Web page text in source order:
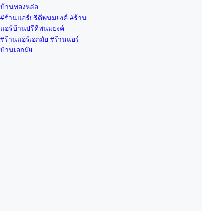
บ้านทองหล่อ
#ร้านแอร์ปรีดีพนมยงค์ #ร้าน
แอร์บ้านปรีดีพนมยงค์
#ร้านแอร์เอกมัย #ร้านแอร์
บ้านเอกมัย